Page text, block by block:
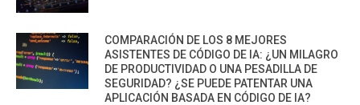
COMPARACIÓN DE LOS 8 MEJORES
ASISTENTES DE CÓDIGO DE IA: ¿UN MILAGRO
DE PRODUCTIVIDAD O UNA PESADILLA DE
SEGURIDAD? ¿SE PUEDE PATENTAR UNA
APLICACIÓN BASADA EN CÓDIGO DE IA?